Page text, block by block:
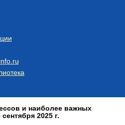
и наиболее важных
2025 г.